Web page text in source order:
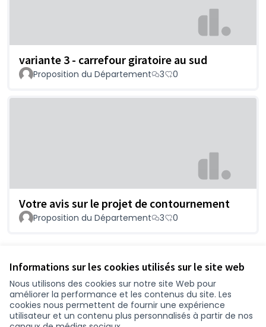
Informations sur les cookies utilisés sur le site web
Nous utilisons des cookies sur notre site Web pour
améliorer la performance et les contenus du site. Les
cookies nous permettent de fournir une expérience
utilisateur et un contenu plus personnalisés à partir de nos
variante 3 - carrefour giratoire au sud
Proposition du Département 3 0
Votre avis sur le projet de contournement
Proposition du Département 3 0
Conditions d'utilisation
Paramètres des cookies
participer.loire-atlantique.fr sur Facebook
participer.loire-atlantique.fr sur Instagram
participer.loire-atlantique.fr sur YouTube